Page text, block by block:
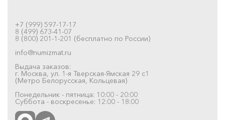
+7 (999) 597-17-17
8 (499) 673-41-07
8 (800) 201-1-201 (бесплатно по России)
info@numizmat.ru
Выдача заказов:
г. Москва, ул. 1-я Тверская-Ямская 29 с1
(Метро Белорусская, Кольцевая)
Понедельник - пятница: 10:00 - 20:00
Суббота - воскресенье: 12:00 - 18:00